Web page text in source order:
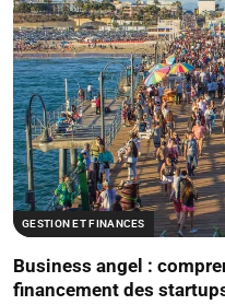
GESTION ET FINANCES
Business angel :
financement des